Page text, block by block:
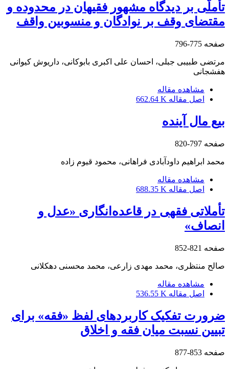
تأملّی بر دیدگاه مشهور فقیهان در محدوده و
مقتضای وقف بر نوادگان و منسوبین واقف
صفحه 775-796
مرتضی طبیبی جبلی، احسان علی اکبری بابوکانی، داریوش کیوانی
هفشجانی
مشاهده مقاله
اصل مقاله 662.64 K
بیع مال آینده
صفحه 797-820
محمد ابراهیم داودآبادی فراهانی، محمود قیوم زاده
مشاهده مقاله
اصل مقاله 688.35 K
تأملاتی فقهی در قاعده‌انگاری «عدل و
انصاف»
صفحه 821-852
صالح منتظری، محمد مهدی زارعی، محمد محسنی دهکلانی
مشاهده مقاله
اصل مقاله 536.55 K
ضرورت تفکیک کاربردهای لفظ «فقه» برای
تبیین نسبت میان فقه و اخلاق
صفحه 853-877